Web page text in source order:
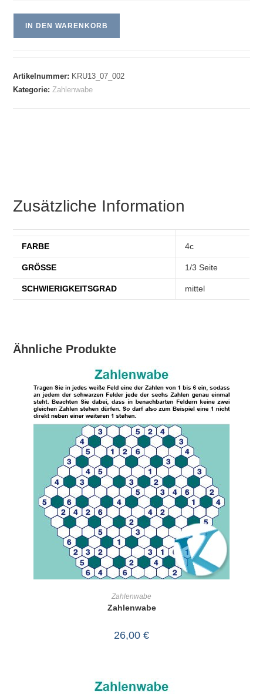
IN DEN WARENKORB
Artikelnummer: KRU13_07_002
Kategorie:Zahlenwabe
Zusätzliche Information
FARBE 4c
GRÖSSE 1/3 Seite
SCHWIERIGKEITSGRAD mittel
Ähnliche Produkte
Zahlenwabe
Zahlenwabe
26,00 €